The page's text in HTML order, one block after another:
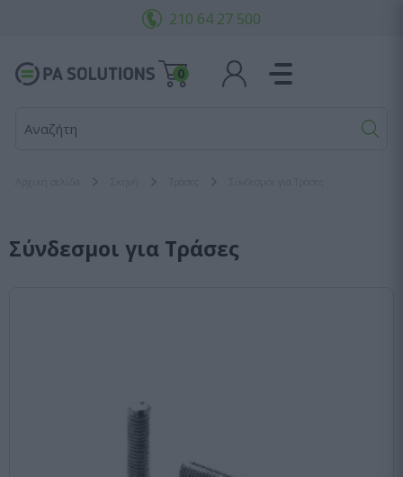
210 64 27 500
0
Αναζήτησε ακουστικά
Σύνδεσμοι για Τράσες